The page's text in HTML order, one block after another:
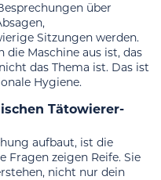
über
Sitzungen werden.
die Maschine aus ist, das
das Thema ist. Das ist
Hygiene.
Tätowierer-
aufbaut, ist die
zeigen Reife. Sie
nicht nur dein